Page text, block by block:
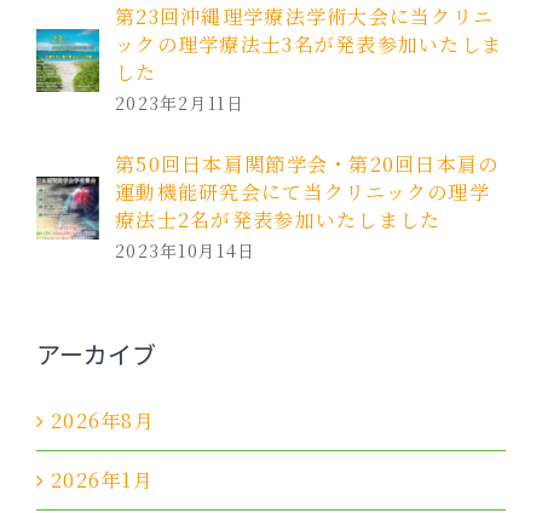
第23回沖縄理学療法学術大会に当クリニ
ックの理学療法士3名が発表参加いたしま
した
2023年2月11日
第50回日本肩関節学会・第20回日本肩の
運動機能研究会にて当クリニックの理学
療法士2名が発表参加いたしました
2023年10月14日
アーカイブ
2026年8月
2026年1月